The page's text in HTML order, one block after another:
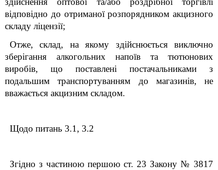
відповідно до отриманої розпорядником акцизного
складу ліцензії;
Отже, склад, на якому здійснюється виключно
зберігання алкогольних напоїв та тютюнових
виробів, що поставлені постачальниками з
подальшим транспортуванням до магазинів, не
вважається акцизним складом.
Щодо питань 3.1, 3.2
Згідно з частиною першою ст. 23 Закону № 3817